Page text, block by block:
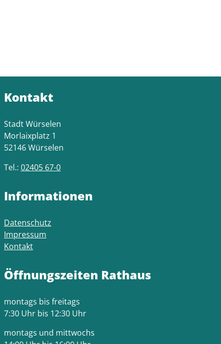
Kontakt
Stadt Würselen
Morlaixplatz 1
52146 Würselen
Tel.: 02405 67-0
Informationen
Datenschutz
Impressum
Kontakt
Öffnungszeiten Rathaus
montags bis freitags
7:30 Uhr bis 12:30 Uhr
montags und mittwochs